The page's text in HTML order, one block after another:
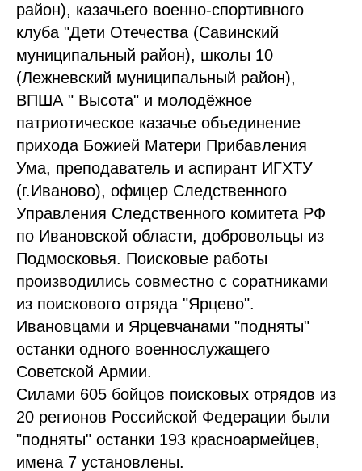
район), казачьего военно-спортивного
клуба "Дети Отечества (Савинский
муниципальный район), школы 10
(Лежневский муниципальный район),
ВПША " Высота" и молодëжное
патриотическое казачье объединение
прихода Божией Матери Прибавления
Ума, преподаватель и аспирант ИГХТУ
(г.Иваново), офицер Следственного
Управления Следственного комитета РФ
по Ивановской области, добровольцы из
Подмосковья. Поисковые работы
производились совместно с соратниками
из поискового отряда "Ярцево".
Ивановцами и Ярцевчанами "подняты"
останки одного военнослужащего
Советской Армии.
Силами 605 бойцов поисковых отрядов из
20 регионов Российской Федерации были
"подняты" останки 193 красноармейцев,
имена 7 установлены.